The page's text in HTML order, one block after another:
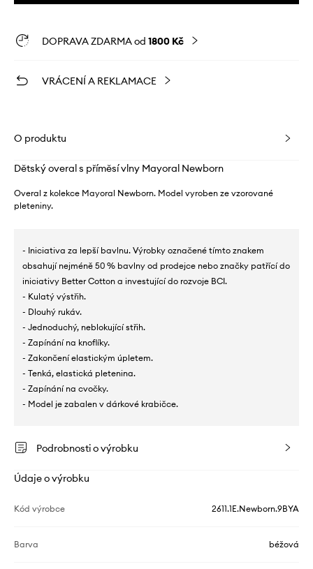
DOPRAVA ZDARMA od 1800 Kč
VRÁCENÍ A REKLAMACE
O produktu
Dětský overal s příměsí vlny Mayoral Newborn
Overal z kolekce Mayoral Newborn. Model vyroben ze vzorované
pleteniny.
- Iniciativa za lepší bavlnu. Výrobky označené tímto znakem
obsahují nejméně 50 % bavlny od prodejce nebo značky patřící do
iniciativy Better Cotton a investující do rozvoje BCI.
- Kulatý výstřih.
- Dlouhý rukáv.
- Jednoduchý, neblokující střih.
- Zapínání na knoflíky.
- Zakončení elastickým úpletem.
- Tenká, elastická pletenina.
- Zapínání na cvočky.
- Model je zabalen v dárkové krabičce.
Podrobnosti o výrobku
Údaje o výrobku
Kód výrobce 2611.1E.Newborn.9BYA
Barva béžová